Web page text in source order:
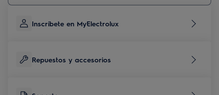
Inscríbete en MyElectrolux
Repuestos y accesorios